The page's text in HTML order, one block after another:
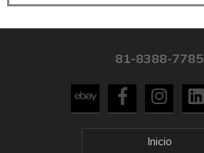
81-8388-7785
Inicio